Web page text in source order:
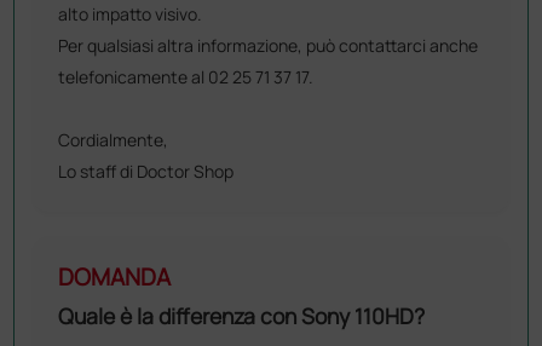
alto impatto visivo.
Per qualsiasi altra informazione, può contattarci anche
telefonicamente al 02 25 71 37 17.
Cordialmente,
Lo staff di Doctor Shop
DOMANDA
Quale è la differenza con Sony 110HD?